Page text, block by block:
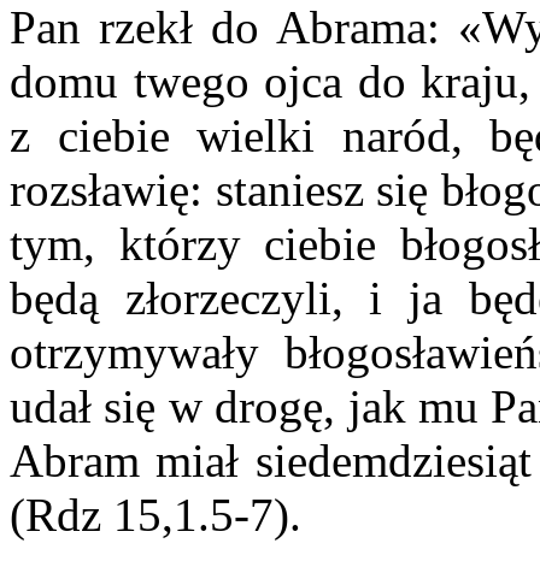
Pan rzekł do Abrama:
domu twego ojca do
z ciebie wielki naród,
rozsławię: staniesz się
tym, którzy ciebie
będą złorzeczyli, i ja
otrzymywały
udał się w drogę, jak mu
Abram miał
(Rdz 15,1.5-7).